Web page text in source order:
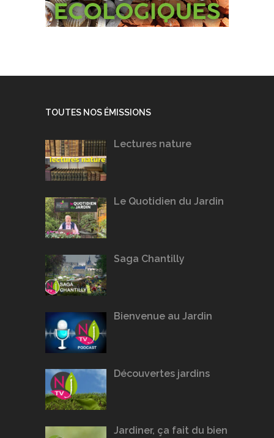
TOUTES NOS ÉMISSIONS
Lectures nature
Le Quotidien du Jardin
Saga Chantilly
Bienvenue au Jardin
Découvertes jardins
Jardiner, ça fait du bien